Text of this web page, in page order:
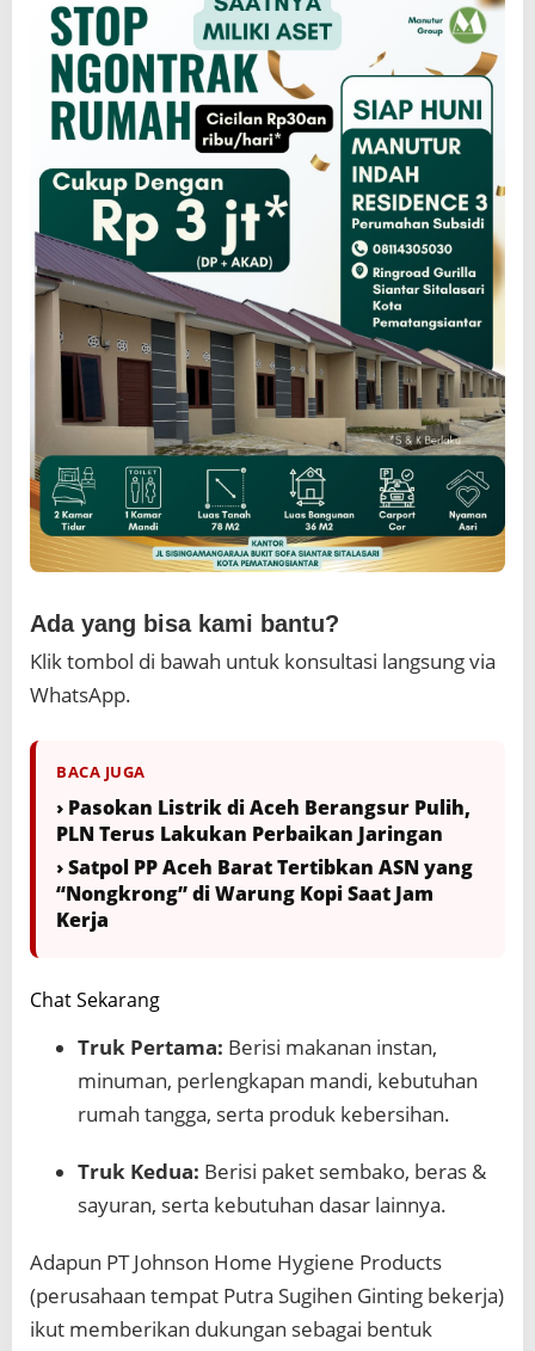
Ada yang bisa kami bantu?
Klik tombol di bawah untuk konsultasi langsung via
WhatsApp.
BACA JUGA
› Pasokan Listrik di Aceh Berangsur Pulih,
PLN Terus Lakukan Perbaikan Jaringan
› Satpol PP Aceh Barat Tertibkan ASN yang
“Nongkrong” di Warung Kopi Saat Jam
Kerja
Chat Sekarang
Truk Pertama: Berisi makanan instan,
minuman, perlengkapan mandi, kebutuhan
rumah tangga, serta produk kebersihan.
Truk Kedua: Berisi paket sembako, beras &
sayuran, serta kebutuhan dasar lainnya.
Adapun PT Johnson Home Hygiene Products
(perusahaan tempat Putra Sugihen Ginting bekerja)
ikut memberikan dukungan sebagai bentuk